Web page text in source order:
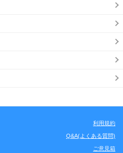
利用規約
Q&A(よくある質問)
ご意見箱